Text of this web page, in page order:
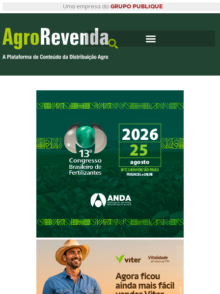
Uma empresa do GRUPO PUBLIQUE